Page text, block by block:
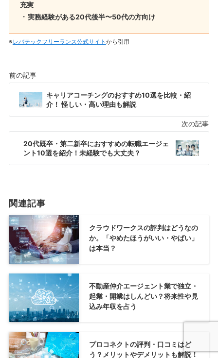
充実
・実務経験がある20代後半〜50代の方向け
※レバテックフリーランス公式サイト から引用
キャリアコーチングのおすすめ10選を比較・紹
介！ 怪しい・高い理由も解説
20代既卒・第二新卒におすすめの転職エージェ
ント10選を紹介！未経験でも大丈夫？
関連記事
クラウドワークスの評判はどうなの
か。「やめたほうがいい・やばい」
は本当？
不動産仲介エージェント業で独立・
起業・開業はしんどい？将来性や見
込み年収を占う
プロコネクトの評判・口コミはど
う？メリットやデメリットも解説！